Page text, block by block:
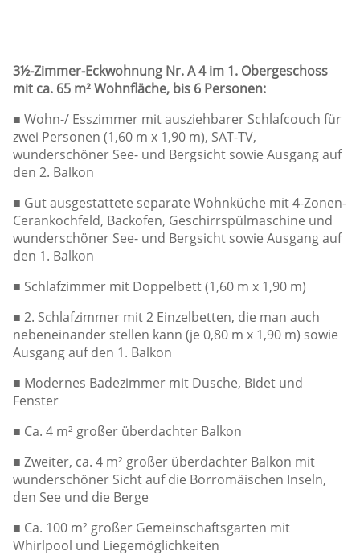
3½-Zimmer-Eckwohnung Nr. A 4 im 1. Obergeschoss
mit ca. 65 m² Wohnfläche, bis 6 Personen:
■ Wohn-/ Esszimmer mit ausziehbarer Schlafcouch für
zwei Personen (1,60 m x 1,90 m), SAT-TV,
wunderschöner See- und Bergsicht sowie Ausgang auf
den 2. Balkon
■ Gut ausgestattete separate Wohnküche mit 4-Zonen-
Cerankochfeld, Backofen, Geschirrspülmaschine und
wunderschöner See- und Bergsicht sowie Ausgang auf
den 1. Balkon
■ Schlafzimmer mit Doppelbett (1,60 m x 1,90 m)
■ 2. Schlafzimmer mit 2 Einzelbetten, die man auch
nebeneinander stellen kann (je 0,80 m x 1,90 m) sowie
Ausgang auf den 1. Balkon
■ Modernes Badezimmer mit Dusche, Bidet und
Fenster
■ Ca. 4 m² großer überdachter Balkon
■ Zweiter, ca. 4 m² großer überdachter Balkon mit
wunderschöner Sicht auf die Borromäischen Inseln,
den See und die Berge
■ Ca. 100 m² großer Gemeinschaftsgarten mit
Whirlpool und Liegemöglichkeiten